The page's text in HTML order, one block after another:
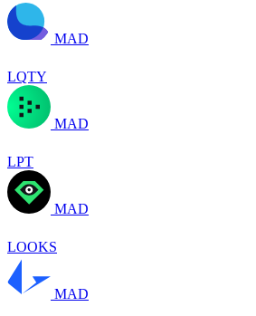
MAD
LQTY
MAD
LPT
MAD
LOOKS
MAD